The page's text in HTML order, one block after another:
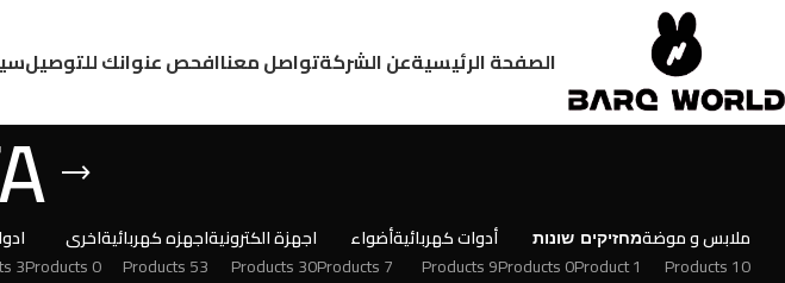
الصفحة الرئيسيةعن الشركةتواصل معناافحص عنوانك للتوصيل
ملابس و موضة
10 Products
מחזיקים
1 Product
שונות
0 Products
أدوات كهربائية
9 Products
أضواء
7 Products
اجهزة الكترونية
30 Products
اجهزه كهربائية
53 Products
اخرى
0 Products
3 Products